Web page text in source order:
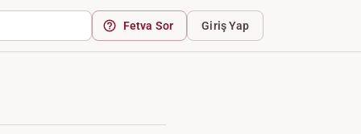
Fetva Sor Giriş Yap